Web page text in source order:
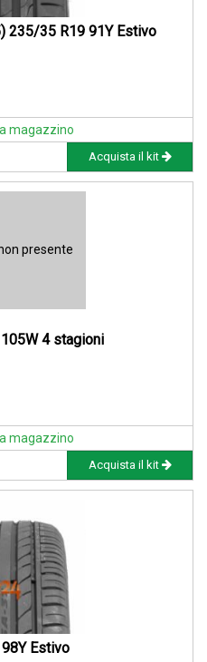
235/35 R19 91Y Estivo
magazzino
Acquista il kit
presente
4 stagioni
magazzino
Acquista il kit
Estivo